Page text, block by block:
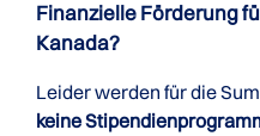
Finanzielle Förderung
Kanada?
Leider werden für die
keine